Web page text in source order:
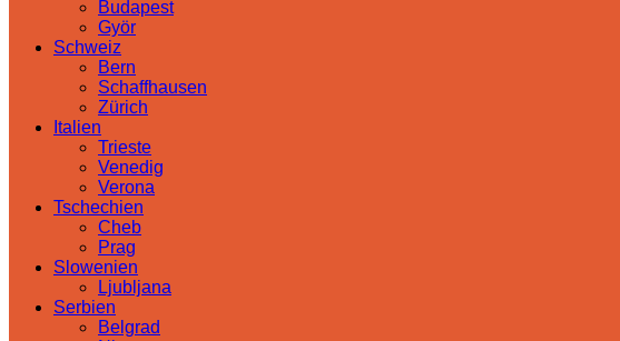
Budapest
Györ
Schweiz
Bern
Schaffhausen
Zürich
Italien
Trieste
Venedig
Verona
Tschechien
Cheb
Prag
Slowenien
Ljubljana
Serbien
Belgrad